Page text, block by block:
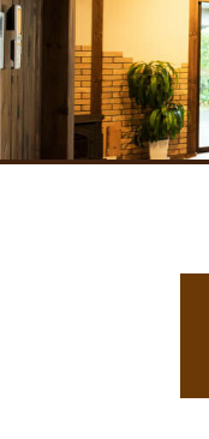
サイエンスホー
サイエンスホ
お約束
スタッフ紹介